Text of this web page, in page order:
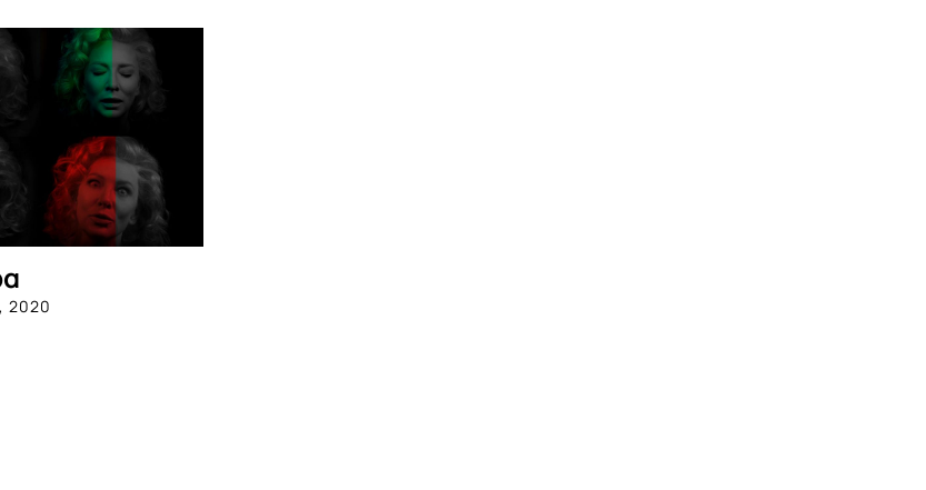
2020